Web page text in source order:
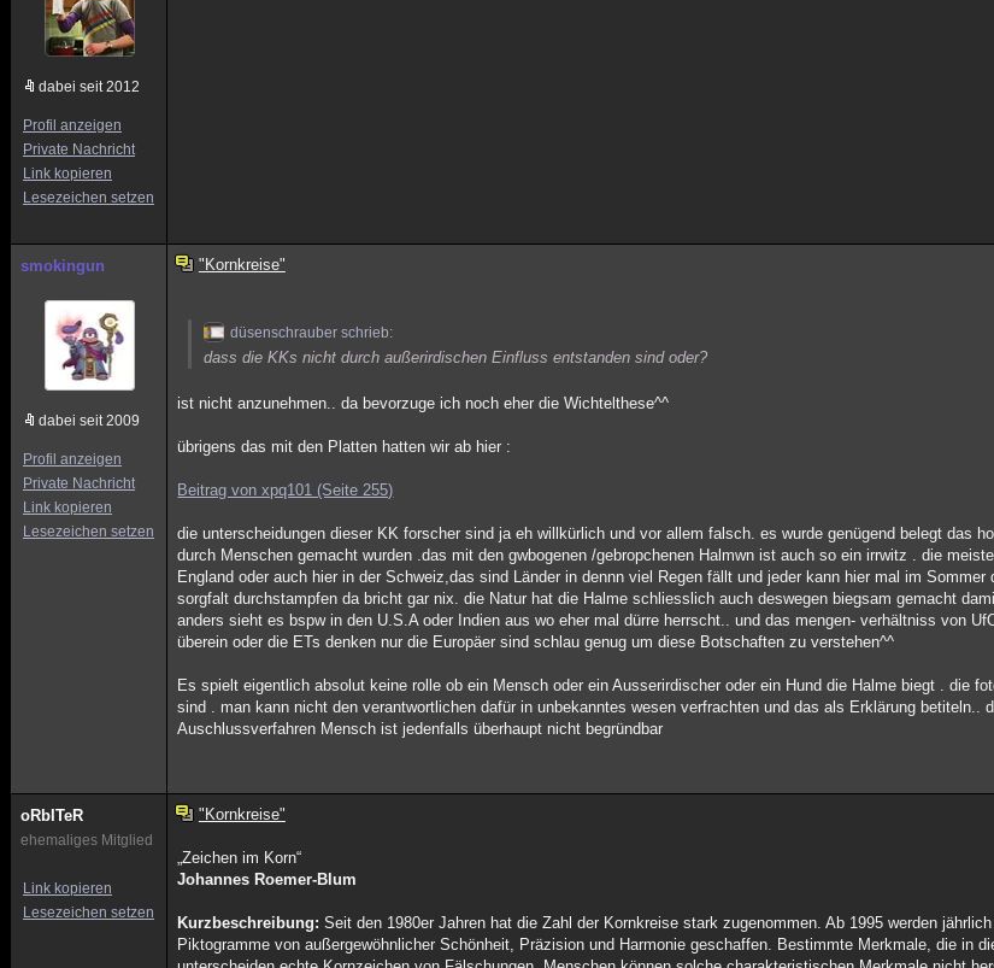
dabei seit 2012
Profil anzeigen
Private Nachricht
Link kopieren
Lesezeichen setzen
smokingun
dabei seit 2009
Profil anzeigen
Private Nachricht
Link kopieren
Lesezeichen setzen
"Kornkreise"
düsenschrauber schrieb:
dass die KKs nicht durch außerirdischen Einfluss entstanden sind oder?
ist nicht anzunehmen.. da bevorzuge ich noch eher die Wichtelthese^^
übrigens das mit den Platten hatten wir ab hier :
Beitrag von xpq101 (Seite 255)
die unterscheidungen dieser KK forscher sind ja eh willkürlich und vor allem falsch. es wurde genügend belegt das
durch Menschen gemacht wurden .das mit den gwbogenen /gebropchenen Halmwn ist auch so ein irrwitz . die
England oder auch hier in der Schweiz,das sind Länder in dennn viel Regen fällt und jeder kann hier mal im
sorgfalt durchstampfen da bricht gar nix. die Natur hat die Halme schliesslich auch deswegen biegsam gemacht
anders sieht es bspw in den U.S.A oder Indien aus wo eher mal dürre herrscht.. und das mengen- verhältniss von
überein oder die ETs denken nur die Europäer sind schlau genug um diese Botschaften zu verstehen^^
Es spielt eigentlich absolut keine rolle ob ein Mensch oder ein Ausserirdischer oder ein Hund die Halme biegt . die
sind . man kann nicht den verantwortlichen dafür in unbekanntes wesen verfrachten und das als Erklärung betiteln..
Auschlussverfahren Mensch ist jedenfalls überhaupt nicht begründbar
oRbITeR
ehemaliges Mitglied
Link kopieren
Lesezeichen setzen
"Kornkreise"
„Zeichen im Korn“
Johannes Roemer-Blum
Kurzbeschreibung: Seit den 1980er Jahren hat die Zahl der Kornkreise stark zugenommen. Ab 1995 werden
Piktogramme von außergewöhnlicher Schönheit, Präzision und Harmonie geschaffen. Bestimmte Merkmale, die in